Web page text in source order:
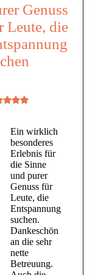
Genuss
Leute, die
Ein wirklich
besonderes
Erlebnis für
die Sinne
und purer
Genuss für
Leute, die
Entspannung
suchen.
Dankeschön
an die sehr
nette
Betreuung.